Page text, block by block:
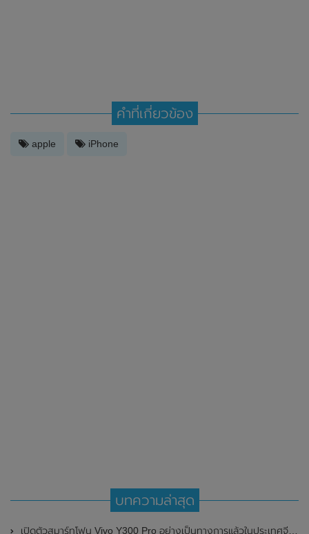
คำที่เกี่ยวข้อง
apple iPhone
บทความล่าสุด
เปิดตัวสมาร์ทโฟน Vivo Y300 Pro อย่างเป็นทางการแล้วในประเทศจีน มาพร้อมดีไซน์พรีเมี่ยม ทนทาน และแบตเตอรี่สุดอึดขนาดใหญ่ 6,500mAh พร้อมรองรับการชาร์จไว 80W